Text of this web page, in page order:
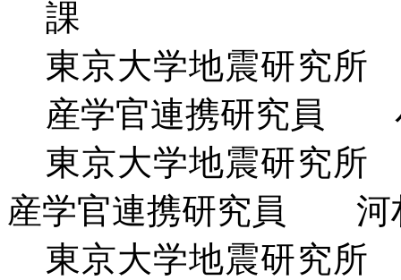
課
東京大
産学官連携研究員
東京大
産学官連携研究員 河
東京大